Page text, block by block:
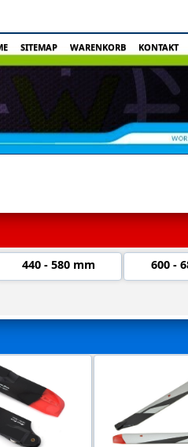
SITEMAP WARENKORB KONTAKT
440 - 580 mm
600 -